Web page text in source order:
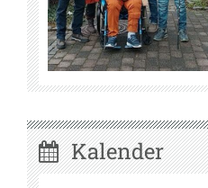
Kalender